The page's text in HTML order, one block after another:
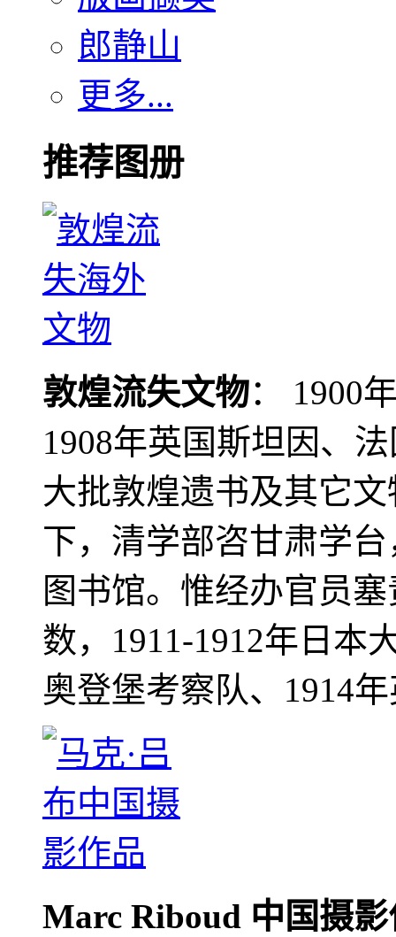
郎静山
更多...
推荐图册
敦煌流失文物： 1900
1908年英国斯坦因、
大批敦煌遗书及其它
下，清学部咨甘肃学
图书馆。惟经办官员
数，1911-1912年日本
奥登堡考察队、1914
Marc Riboud 中国摄